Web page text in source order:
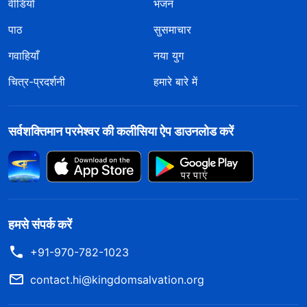
वीडियो
भजन
पाठ
सुसमाचार
गवाहियाँ
नया युग
चित्र-प्रदर्शनी
हमारे बारे में
सर्वशक्तिमान परमेश्वर की कलीसिया ऐप डाउनलोड करें
हमसे संपर्क करें
+91-970-782-1023
contact.hi@kingdomsalvation.org